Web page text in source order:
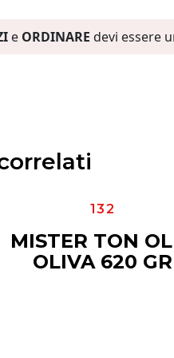
e ORDINARE devi essere
132
MISTER TON
OLIVA 620 GR